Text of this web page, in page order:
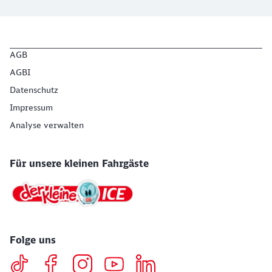
AGB
AGBI
Datenschutz
Impressum
Analyse verwalten
Für unsere kleinen Fahrgäste
Folge uns